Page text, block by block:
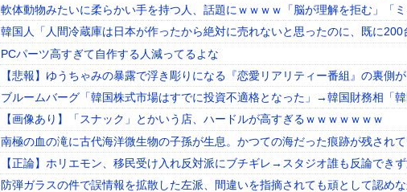
軟体動物みたいに柔らかい手を持つ人、話題にｗｗｗｗ「脳が理解を拒む」「ミ
韓国人「人間冷蔵庫は日本が作ったから絶対に売れないと思ったのに、既に200
す…」
PCパーツ高すぎて自作する人減ってるよな
【悲報】ゆうちゃみの暴露で浮き彫りになる『恋愛リアリティー番組』の裏側
ブルームバーグ「韓国株式市場はすでに投資不適格となった」→韓国財務相「
国市場は安泰!!」……まあ、うん。国外からどう認識されているのかって問題
【画像あり】「スナック」とかいう店、ハードルが高すぎるｗｗｗｗｗｗｗ
南極の血の滝に古代海洋微生物の子孫が生息。かつての海だった痕跡が残され
【正論】ホリエモン、移民受け入れ反対派にブチギレ→スタジオ誰も反論でき
防弾ガラスの件で誤情報を拡散した左派、間違いを指摘されても頑として認め